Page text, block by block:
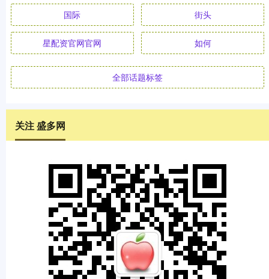
国际 街头
星配资官网官网 如何
全部话题标签
关注 盛多网